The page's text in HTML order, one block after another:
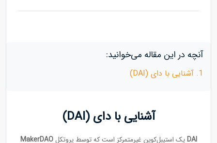
آنچه در این مقاله می‌خوانید:
1. آشنایی با دای (DAI)
آشنایی با دای (DAI)
DAIیک استیبل‌کوین غیرمتمرکز است که توسط پروتکلMakerDAO